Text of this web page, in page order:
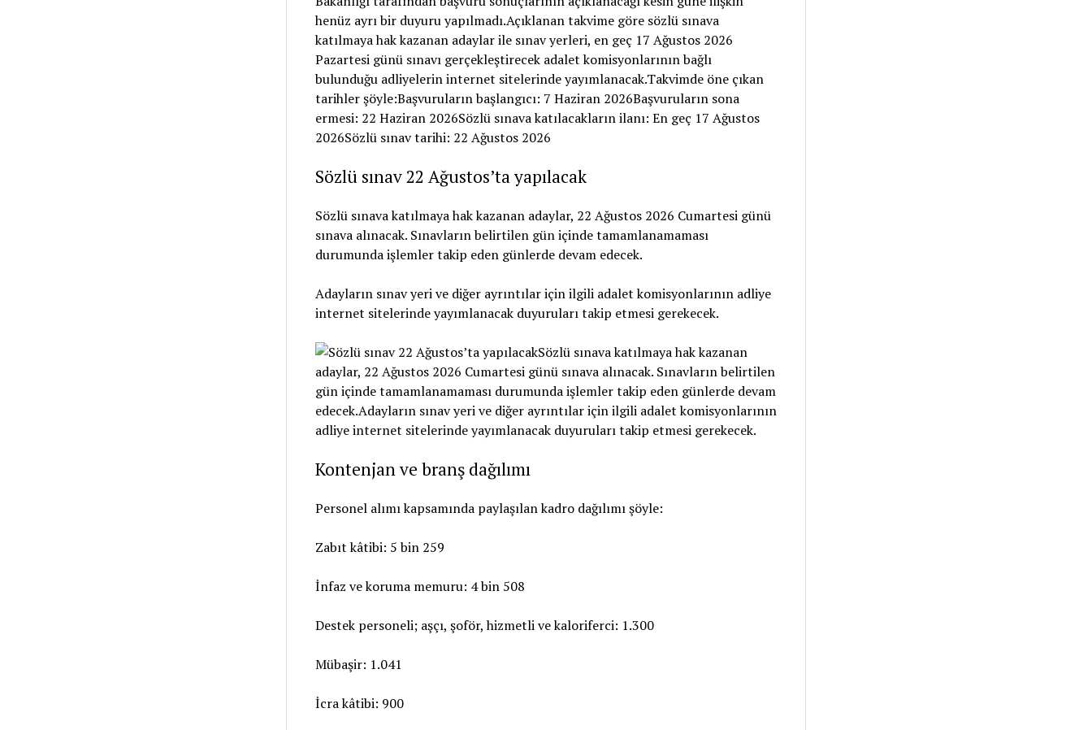
Sözlü sınav 22 Ağustos’ta yapılacak
Sözlü sınava katılmaya hak kazanan adaylar, 22 Ağustos 2026 Cumartesi günü
sınava alınacak. Sınavların belirtilen gün içinde tamamlanamaması
durumunda işlemler takip eden günlerde devam edecek.
Adayların sınav yeri ve diğer ayrıntılar için ilgili adalet komisyonlarının adliye
internet sitelerinde yayımlanacak duyuruları takip etmesi gerekecek.
Kontenjan ve branş dağılımı
Personel alımı kapsamında paylaşılan kadro dağılımı şöyle:
Zabıt kâtibi: 5 bin 259
İnfaz ve koruma memuru: 4 bin 508
Destek personeli; aşçı, şoför, hizmetli ve kaloriferci: 1.300
Mübaşir: 1.041
İcra kâtibi: 900